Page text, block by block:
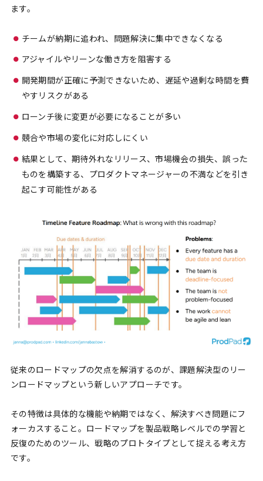
ます。
チームが納期に追われ、問題解決に集中できなくなる
アジャイルやリーンな働き方を阻害する
開発期間が正確に予測できないため、遅延や過剰な時間を費
やすリスクがある
ローンチ後に変更が必要になることが多い
競合や市場の変化に対応しにくい
結果として、期待外れなリリース、市場機会の損失、誤った
ものを構築する、プロダクトマネージャーの不満などを引き
起こす可能性がある
従来のロードマップの欠点を解消するのが、課題解決型のリー
ンロードマップという新しいアプローチです。
その特徴は具体的な機能や納期ではなく、解決すべき問題にフ
ォーカスすること。ロードマップを製品戦略レベルでの学習と
反復のためのツール、戦略のプロトタイプとして捉える考え方
です。